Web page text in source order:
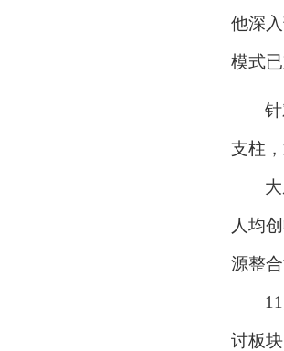
他深
模式
支柱
人均
源整
讨板